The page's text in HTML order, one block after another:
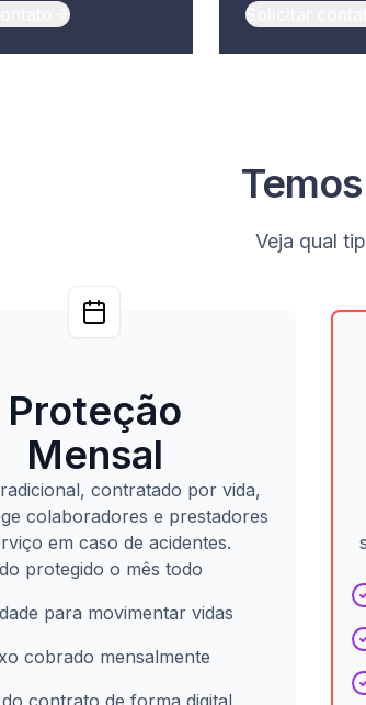
Solicitar
Veja qual
Proteção
Mensal
contratado por vida,
colaboradores e prestadores
em caso de acidentes.
protegido o mês todo
para movimentar vidas
cobrado mensalmente
contrato de forma digital